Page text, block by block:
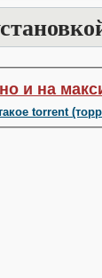
и на
torrent